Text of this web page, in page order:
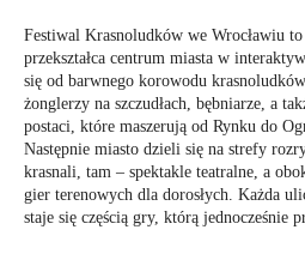
Festiwal Krasnoludków we Wrocławiu
przekształca centrum miasta w
się od barwnego korowodu
żonglerzy na szczudłach, bębniarze, a
postaci, które maszerują od Rynku do
Następnie miasto dzieli się na strefy
krasnali, tam – spektakle teatralne, a
gier terenowych dla dorosłych. Każda
staje się częścią gry, którą jednocześnie